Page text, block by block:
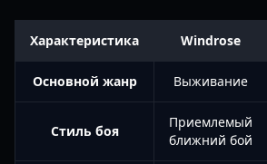
Характеристика Windrose
Основной жанр Выживание
Стиль боя
Приемлемый
ближний бой